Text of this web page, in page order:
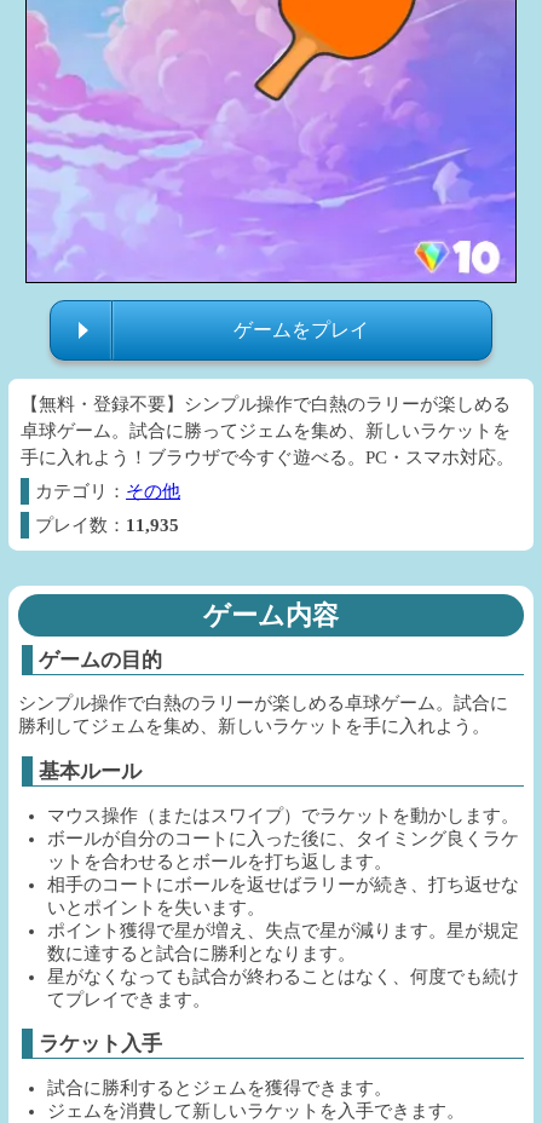
ゲームをプレイ
【無料・登録不要】シンプル操作で白熱のラリーが楽しめる
卓球ゲーム。試合に勝ってジェムを集め、新しいラケットを
手に入れよう！ブラウザで今すぐ遊べる。PC・スマホ対応。
カテゴリ： その他
プレイ数： 11,935
ゲーム内容
ゲームの目的
シンプル操作で白熱のラリーが楽しめる卓球ゲーム。試合に
勝利してジェムを集め、新しいラケットを手に入れよう。
基本ルール
マウス操作（またはスワイプ）でラケットを動かします。
ボールが自分のコートに入った後に、タイミング良くラケ
ットを合わせるとボールを打ち返します。
相手のコートにボールを返せばラリーが続き、打ち返せな
いとポイントを失います。
ポイント獲得で星が増え、失点で星が減ります。星が規定
数に達すると試合に勝利となります。
星がなくなっても試合が終わることはなく、何度でも続け
てプレイできます。
ラケット入手
試合に勝利するとジェムを獲得できます。
ジェムを消費して新しいラケットを入手できます。